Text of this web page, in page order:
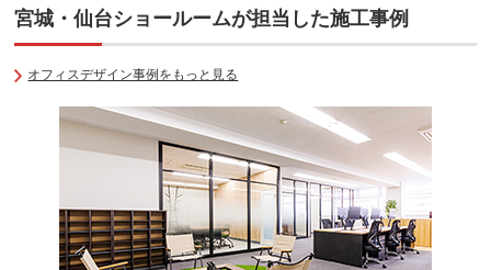
スチールケース
コレガ2
宮城・仙台ショールームが担当した施工事例
オフィスデザイン事例をもっと見る